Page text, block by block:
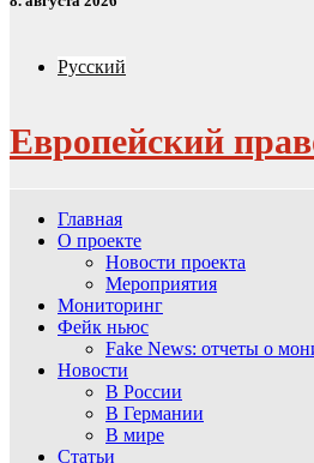
Русский
Европейский
Главная
О проекте
Новости проекта
Мероприятия
Мониторинг
Фейк ньюс
Fake News: отчеты о
Новости
В России
В Германии
В мире
Статьи